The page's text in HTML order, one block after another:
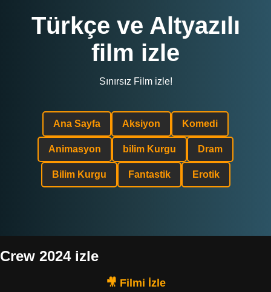
Türkçe ve Altyazılı
film izle
Sınırsız Film izle!
Ana Sayfa Aksiyon Komedi
Animasyon bilim Kurgu Dram
Bilim Kurgu Fantastik Erotik
Crew 2024 izle